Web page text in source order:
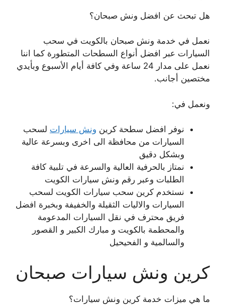
هل تبحث عن افضل ونش صبحان؟
نعمل في خدمة ونش صبحان بالكويت في سحب
السيارات عبر افضل أنواع السطحات المتطورة كما اننا
نعمل على مدار 24 ساعة وفي كافة أيام الأسبوع وبأيدي
مختصين أجانب.
ونعمل في:
نوفر افضل سطحة كرين ونش سيارات لسحب
السيارات من محافظة الى اخرى وبسرعة عالية
وبشكل دقيق
نمتاز بالحرفية العالية والسرعة في تلبية كافة
الطلبات وعبر رقم ونش سيارات الكويت
نستخدم كرين سحب سيارات الكويت لسحب
السيارات والاليات الثقيلة والخفيفة وبخبرة افضل
فريق محترف في نقل السيارات المدعومة
والمحطمة بالكويت و مبارك الكبير و القصور
والسالمية و الفحيحيل
كرين ونش سيارات صبحان
ما هي ميزات خدمة كرين ونش سيارات؟